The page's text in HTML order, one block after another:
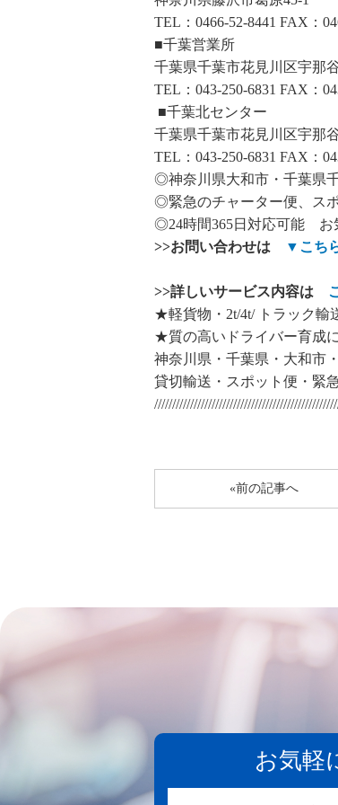
TEL：0466-52-8441 FAX：
■千葉営業所
千葉県千葉市花見川区宇那
TEL：043-250-6831 FAX：
■千葉北センター
千葉県千葉市花見川区宇那
TEL：043-250-6831 FAX：
◎神奈川県大和市・千葉県
◎緊急のチャーター便、ス
◎24時間365日対応可能 お
>>お問い合わせは ▼ こち
>>詳しいサービス内容は
★軽貨物・2t/4t/ トラック輸
★質の高いドライバー育成
神奈川県・千葉県・大和市
貸切輸送・スポット便・緊
«前の記事へ
お気軽